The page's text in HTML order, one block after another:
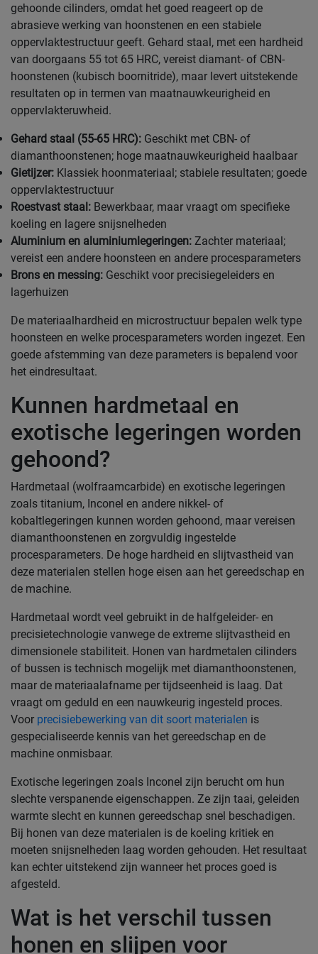
gehoonde cilinders, omdat het goed reageert op de
abrasieve werking van hoonstenen en een stabiele
oppervlaktestructuur geeft. Gehard staal, met een hardheid
van doorgaans 55 tot 65 HRC, vereist diamant- of CBN-
hoonstenen (kubisch boornitride), maar levert uitstekende
resultaten op in termen van maatnauwkeurigheid en
oppervlakteruwheid.
Gehard staal (55-65 HRC): Geschikt met CBN- of
diamanthoonstenen; hoge maatnauwkeurigheid haalbaar
Gietijzer: Klassiek hoonmateriaal; stabiele resultaten; goede
oppervlaktestructuur
Roestvast staal: Bewerkbaar, maar vraagt om specifieke
koeling en lagere snijsnelheden
Aluminium en aluminiumlegeringen: Zachter materiaal;
vereist een andere hoonsteen en andere procesparameters
Brons en messing: Geschikt voor precisiegeleiders en
lagerhuizen
De materiaalhardheid en microstructuur bepalen welk type
hoonsteen en welke procesparameters worden ingezet. Een
goede afstemming van deze parameters is bepalend voor
het eindresultaat.
Kunnen hardmetaal en
exotische legeringen worden
gehoond?
Hardmetaal (wolfraamcarbide) en exotische legeringen
zoals titanium, Inconel en andere nikkel- of
kobaltlegeringen kunnen worden gehoond, maar vereisen
diamanthoonstenen en zorgvuldig ingestelde
procesparameters. De hoge hardheid en slijtvastheid van
deze materialen stellen hoge eisen aan het gereedschap en
de machine.
Hardmetaal wordt veel gebruikt in de halfgeleider- en
precisietechnologie vanwege de extreme slijtvastheid en
dimensionele stabiliteit. Honen van hardmetalen cilinders
of bussen is technisch mogelijk met diamanthoonstenen,
maar de materiaalafname per tijdseenheid is laag. Dat
vraagt om geduld en een nauwkeurig ingesteld proces.
Voor precisiebewerking van dit soort materialen is
gespecialiseerde kennis van het gereedschap en de
machine onmisbaar.
Exotische legeringen zoals Inconel zijn berucht om hun
slechte verspanende eigenschappen. Ze zijn taai, geleiden
warmte slecht en kunnen gereedschap snel beschadigen.
Bij honen van deze materialen is de koeling kritiek en
moeten snijsnelheden laag worden gehouden. Het resultaat
kan echter uitstekend zijn wanneer het proces goed is
afgesteld.
Wat is het verschil tussen
honen en slijpen voor